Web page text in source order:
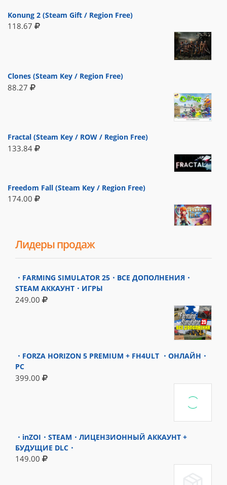
Konung 2 (Steam Gift / Region Free)
118.67
Clones (Steam Key / Region Free)
88.27
Fractal (Steam Key / ROW / Region Free)
133.84
Freedom Fall (Steam Key / Region Free)
174.00
Лидеры продаж
・FARMING SIMULATOR 25・ВСЕ ДОПОЛНЕНИЯ・
STEAM АККАУНТ・ИГРЫ
249.00
・FORZA HORIZON 5 PREMIUM + FH4ULT ・ОНЛАЙН・
PC
399.00
・inZOI・STEAM・ЛИЦЕНЗИОННЫЙ АККАУНТ +
БУДУЩИЕ DLC・
149.00